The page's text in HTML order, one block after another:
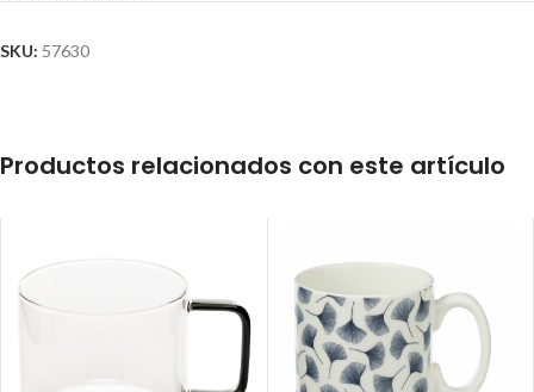
SKU: 57630
Productos relacionados con este artículo